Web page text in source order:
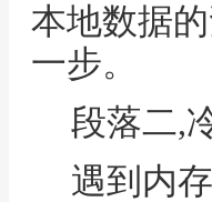
本地数据
一步。
段落二,
遇到内